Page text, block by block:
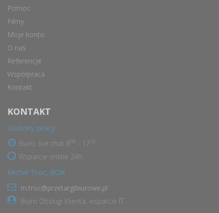
Pomoc
Filmy
Moje konto
O nas
Referencje
Współpraca
Kontakt
KONTAKT
Godziny pracy
Biuro, live chat 8 - 17
Wsparcie online 24h
Michał Troc, BOK
m.troc@przetargibiurowe.pl
Biuro Obsługi Klienta, wsparcie IT.